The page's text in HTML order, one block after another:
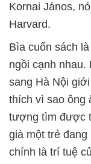
Kornai János,
Harvard.
Bìa cuốn sách
ngồi cạnh nhau.
sang Hà Nội
thích vì sao ông
tượng tìm được
già một trẻ
chính là trí tuệ